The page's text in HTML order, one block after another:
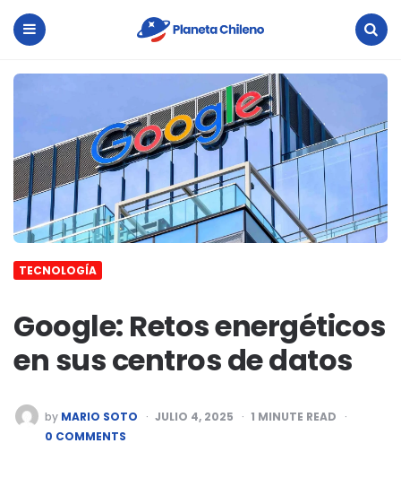
Planeta
Chileno
TECNOLOGÍA
Google: Retos energéticos
en sus centros de datos
POSTED
BY
by MARIO SOTO JULIO 4, 2025 1 MINUTE READ
0 COMMENTS